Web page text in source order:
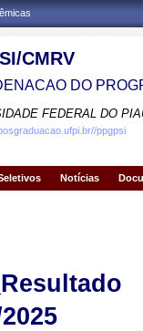
CMRV
DO
FEDERAL DO
ppgpsi
Notícias